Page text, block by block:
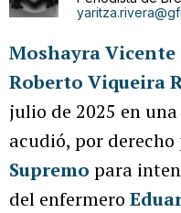
Moshayra Vicente
Roberto Viqueira
julio de 2025 en
acudió, por
Supremo para
del enfermero